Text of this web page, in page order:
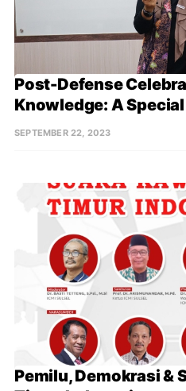
Post-Defense
Knowledge: A
SEPTEMBER 22, 2023
Pemilu, Demokrasi &